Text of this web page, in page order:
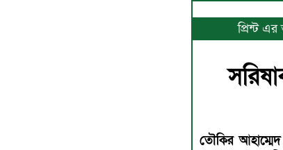
প্রিন্ট
তৌকির আহাম্মেদ